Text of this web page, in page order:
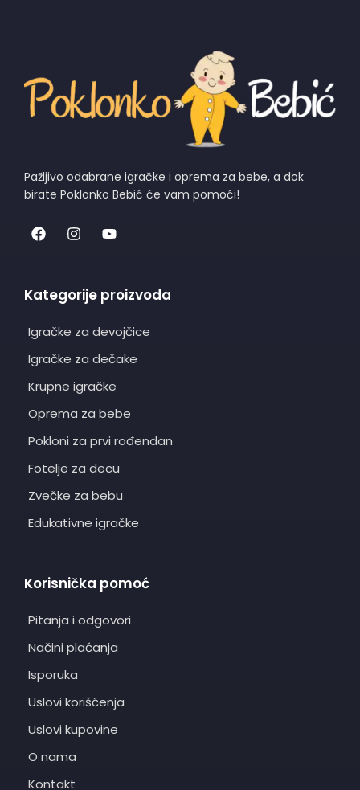
Pažljivo odabrane igračke i oprema za bebe, a dok
birate Poklonko Bebić će vam pomoći!
Kategorije proizvoda
Igračke za devojčice
Igračke za dečake
Krupne igračke
Oprema za bebe
Pokloni za prvi rođendan
Fotelje za decu
Zvečke za bebu
Edukativne igračke
Korisnička pomoć
Pitanja i odgovori
Načini plaćanja
Isporuka
Uslovi korišćenja
Uslovi kupovine
O nama
Kontakt